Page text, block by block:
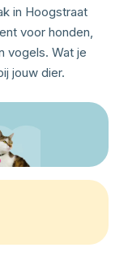
in Hoogstraat
voor honden,
vogels. Wat je
jouw dier.